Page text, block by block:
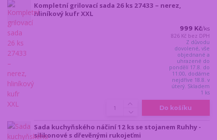
Kompletní grilovací sada 26 ks 27433 – nerez,
hliníkový kufr XXL
999 Kč/ks
826 Kč bez DPH
Z důvodu
dovolené, vše
objednané a
uhrazené do
pondělí 17.8. do
11:00, dodáme
nejdříve 18.8. v
úterý. Skladem
1 ks
Do košíku
Sada kuchyňského náčiní 12 ks se stojanem Ruhhy -
silikonové s dřevěnými rukojeťmi